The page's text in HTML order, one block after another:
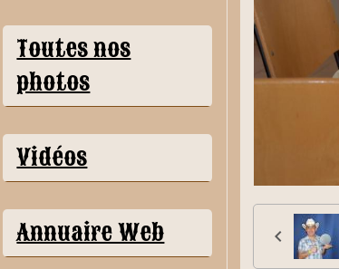
Toutes nos
photos
Vidéos
Annuaire Web